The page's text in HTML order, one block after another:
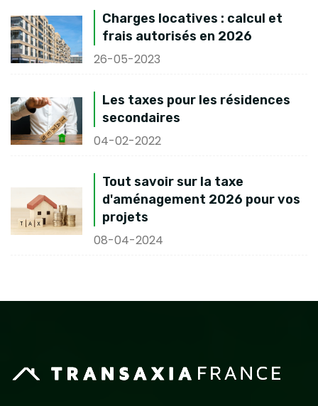
Charges locatives : calcul et
frais autorisés en 2026
26-05-2023
Les taxes pour les résidences
secondaires
04-02-2022
Tout savoir sur la taxe
d'aménagement 2026 pour vos
projets
08-04-2024